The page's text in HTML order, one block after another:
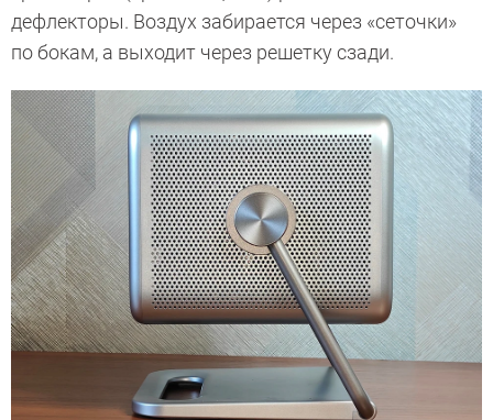
дефлекторы. Воздух забирается через «сеточки»
по бокам, а выходит через решетку сзади.